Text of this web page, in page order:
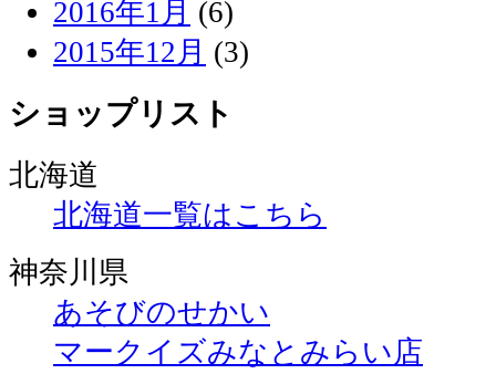
2016年1月 (6)
2015年12月 (3)
ショップリスト
北海道
北海道一覧はこちら
神奈川県
あそびのせかい
マークイズみなとみらい店